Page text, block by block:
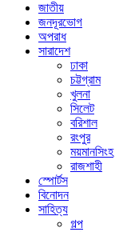
জাতীয়
জনদূরভোগ
অপরাধ
সারাদেশ
ঢাকা
চট্টগ্রাম
খুলনা
সিলেট
বরিশাল
রংপুর
ময়মানসিংহ
রাজশাহী
স্পোর্টস
বিনোদন
সাহিত্য
গল্প